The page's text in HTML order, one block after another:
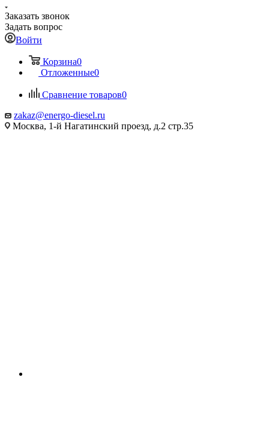
Заказать звонок
Задать вопрос
Войти
Корзина0
Отложенные0
Сравнение товаров0
zakaz@energo-diesel.ru
Москва, 1-й Нагатинский проезд, д.2 стр.35